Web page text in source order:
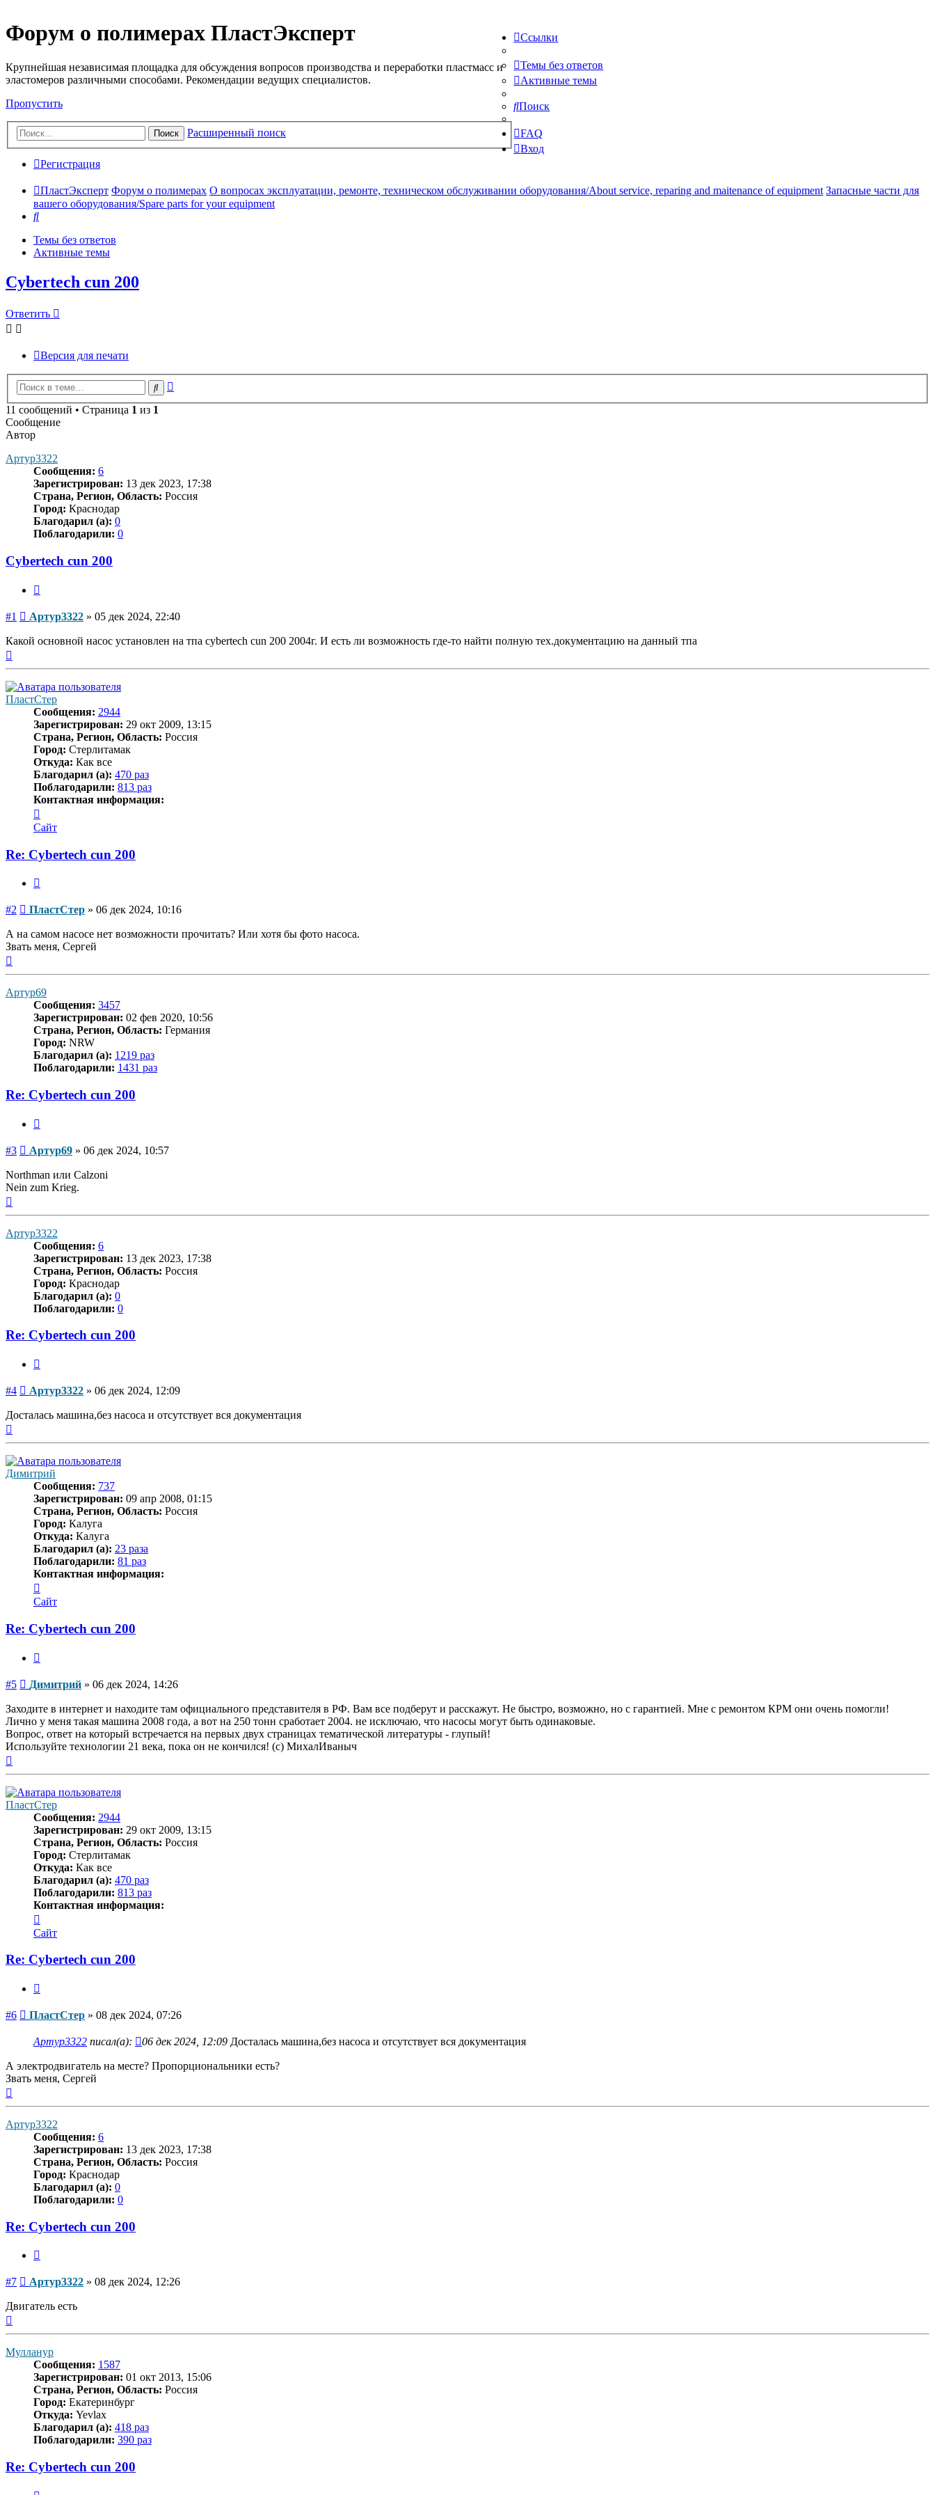
Форум о полимерах ПластЭксперт
Крупнейшая независимая площадка для обсуждения вопросов производства и переработки пластмасс и
эластомеров различными способами. Рекомендации ведущих специалистов.
Пропустить
Поиск Расширенный поиск
Ссылки
Темы без ответов
Активные темы
Поиск
FAQ
Вход
Регистрация
ПластЭксперт Форум о полимерах О вопросах эксплуатации, ремонте, техническом обслуживании оборудования/About service, reparing and maitenance of equipment Запасные части для
вашего оборудования/Spare parts for your equipment
Поиск
Темы без ответов
Активные темы
Cybertech cun 200
Ответить
Версия для печати
Поиск
11 сообщений • Страница 1 из 1
Сообщение
Автор
Артур3322
Сообщения: 6
Зарегистрирован: 13 дек 2023, 17:38
Страна, Регион, Область: Россия
Город: Краснодар
Благодарил (а): 0
Поблагодарили: 0
Cybertech cun 200
#1 Сообщение
Артур3322 » 05 дек 2024, 22:40
Какой основной насос установлен на тпа cybertech cun 200 2004г. И есть ли возможность где-то найти полную тех.документацию на данный тпа
ПластСтер
Сообщения: 2944
Зарегистрирован: 29 окт 2009, 13:15
Страна, Регион, Область: Россия
Город: Стерлитамак
Откуда: Как все
Благодарил (а): 470 раз
Поблагодарили: 813 раз
Контактная информация:
информация
пользователя
ПластСтер
Сайт
Re: Cybertech cun 200
#2 Сообщение
ПластСтер » 06 дек 2024, 10:16
А на самом насосе нет возможности прочитать? Или хотя бы фото насоса.
Звать меня, Сергей
Артур69
Сообщения: 3457
Зарегистрирован: 02 фев 2020, 10:56
Страна, Регион, Область: Германия
Город: NRW
Благодарил (а): 1219 раз
Поблагодарили: 1431 раз
Re: Cybertech cun 200
#3 Сообщение
Артур69 » 06 дек 2024, 10:57
Northman или Calzoni
Nein zum Krieg.
Артур3322
Сообщения: 6
Зарегистрирован: 13 дек 2023, 17:38
Страна, Регион, Область: Россия
Город: Краснодар
Благодарил (а): 0
Поблагодарили: 0
Re: Cybertech cun 200
#4 Сообщение
Артур3322 » 06 дек 2024, 12:09
Досталась машина,без насоса и отсутствует вся документация
Димитрий
Сообщения: 737
Зарегистрирован: 09 апр 2008, 01:15
Страна, Регион, Область: Россия
Город: Калуга
Откуда: Калуга
Благодарил (а): 23 раза
Поблагодарили: 81 раз
Контактная информация:
информация
пользователя
Димитрий
Сайт
Re: Cybertech cun 200
#5 Сообщение
Димитрий » 06 дек 2024, 14:26
Заходите в интернет и находите там официального представителя в РФ. Вам все подберут и расскажут. Не быстро, возможно, но с гарантией. Мне с ремонтом КРМ они очень помогли!
Лично у меня такая машина 2008 года, а вот на 250 тонн сработает 2004. не исключаю, что насосы могут быть одинаковые.
Вопрос, ответ на который встречается на первых двух страницах тематической литературы - глупый!
Используйте технологии 21 века, пока он не кончился! (с) МихалИваныч
ПластСтер
Сообщения: 2944
Зарегистрирован: 29 окт 2009, 13:15
Страна, Регион, Область: Россия
Город: Стерлитамак
Откуда: Как все
Благодарил (а): 470 раз
Поблагодарили: 813 раз
Контактная информация:
информация
пользователя
ПластСтер
Сайт
Re: Cybertech cun 200
#6 Сообщение
ПластСтер » 08 дек 2024, 07:26
Артур3322 писал(а): 06 дек 2024, 12:09 Досталась машина,без насоса и отсутствует вся документация
А электродвигатель на месте? Пропорциональники есть?
Звать меня, Сергей
Артур3322
Сообщения: 6
Зарегистрирован: 13 дек 2023, 17:38
Страна, Регион, Область: Россия
Город: Краснодар
Благодарил (а): 0
Поблагодарили: 0
Re: Cybertech cun 200
#7 Сообщение
Артур3322 » 08 дек 2024, 12:26
Двигатель есть
к
Мулланур
Сообщения: 1587
Зарегистрирован: 01 окт 2013, 15:06
Страна, Регион, Область: Россия
Город: Екатеринбург
Откуда: Yevlax
Благодарил (а): 418 раз
Поблагодарили: 390 раз
Re: Cybertech cun 200